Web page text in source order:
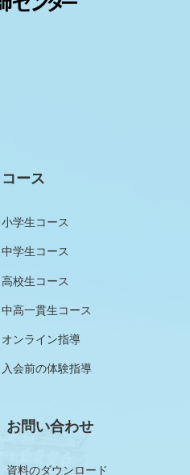
コース
小学生コース
中学生コース
高校生コース
中高一貫生コース
オンライン指導
入会前の体験指導
お問い合わせ
資料のダウンロード